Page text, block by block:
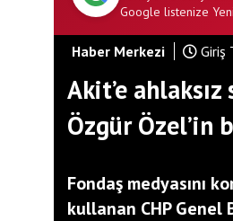
Google listenize
Haber Merkezi Giriş
Akit’e
Özgür Özel’in
Fondaş medyasını
kullanan CHP Genel